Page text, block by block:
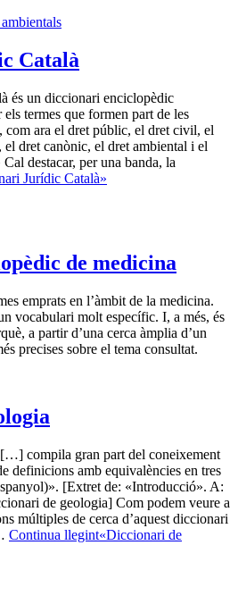
Català
és un diccionari enciclopèdic
termes que formen part de les
com ara el dret públic, el dret civil, el
el dret canònic, el dret ambiental i el
destacar, per una banda, la
Jurídic Català»
de medicina
emprats en l’àmbit de la medicina.
vocabulari molt específic. I, a més, és
a partir d’una cerca àmplia d’un
precises sobre el tema consultat.
compila gran part del coneixement
definicions amb equivalències en tres
[Extret de: «Introducció». A:
de geologia] Com podem veure a
múltiples de cerca d’aquest diccionari
Continua llegint«Diccionari de